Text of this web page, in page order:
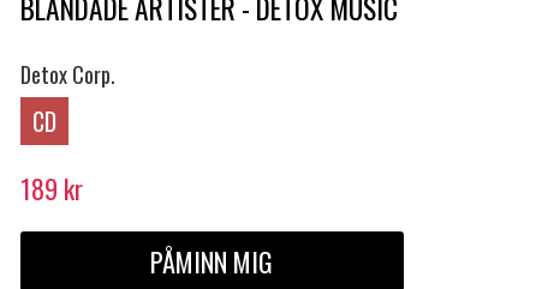
Detox Corp.
CD
189 kr
PÅMINN MIG